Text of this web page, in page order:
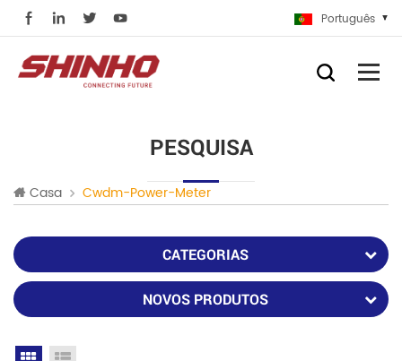
Português
PESQUISA
Casa Cwdm-Power-Meter
CATEGORIAS
NOVOS PRODUTOS